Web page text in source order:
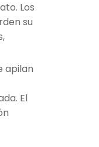
Los
su
apilan
El